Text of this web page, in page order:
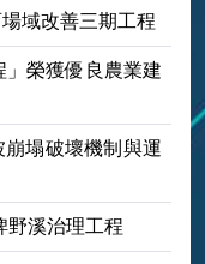
域改善三期工程
」榮獲優良農業建
塌破壞機制與運
野溪治理工程